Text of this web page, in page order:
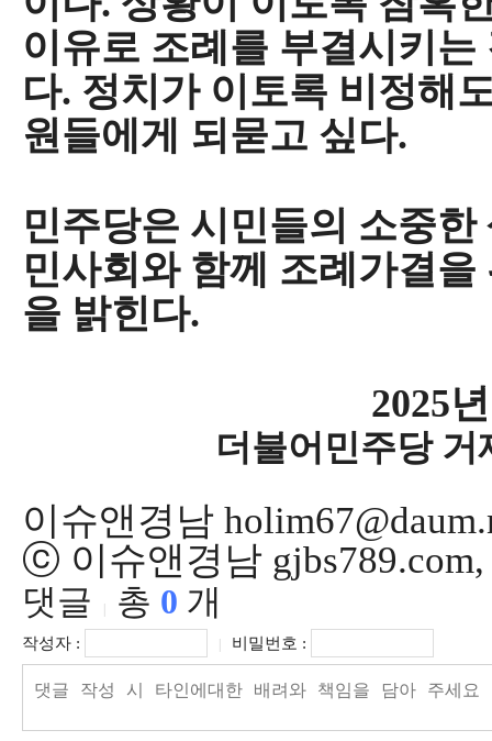
이유로 조례를 부결시키
다. 정치가 이토록 비정해
원들에게 되묻고 싶다.
민주당은 시민들의 소중
민사회와 함께 조례가결
을 밝힌다.
2025
더불어민주당
이슈앤경남
ⓒ 이슈앤경남
댓글 총 0 개
작성자 : 비밀번호 :